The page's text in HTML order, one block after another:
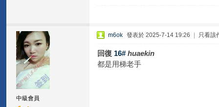
中級會員
m6ok 發表於 2025-7-14 19:26 只看該
回復 16# huaekin
都是用梯老手